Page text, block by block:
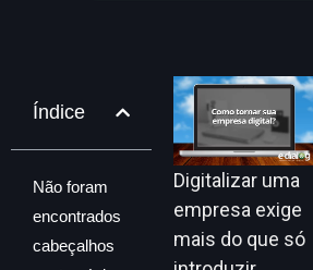
Índice
Não foram
encontrados
cabeçalhos
Digitalizar uma
empresa exige
mais do que só